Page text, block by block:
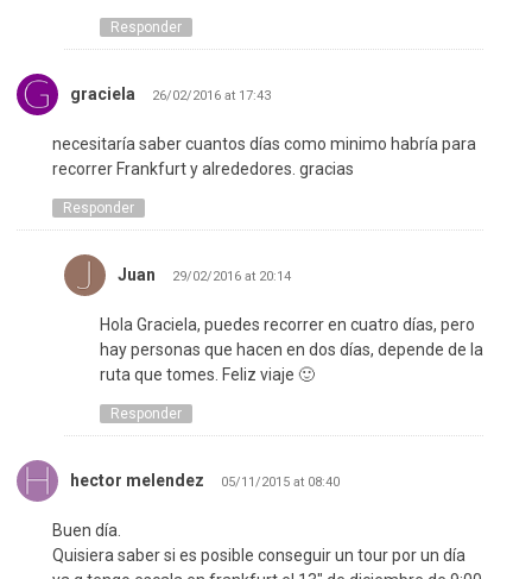
Responder
graciela 26/02/2016 at 17:43
necesitaría saber cuantos días como minimo habría para
recorrer Frankfurt y alrededores. gracias
Responder
Juan 29/02/2016 at 20:14
Hola Graciela, puedes recorrer en cuatro días, pero
hay personas que hacen en dos días, depende de la
ruta que tomes. Feliz viaje 🙂
Responder
hector melendez 05/11/2015 at 08:40
Buen día.
Quisiera saber si es posible conseguir un tour por un día